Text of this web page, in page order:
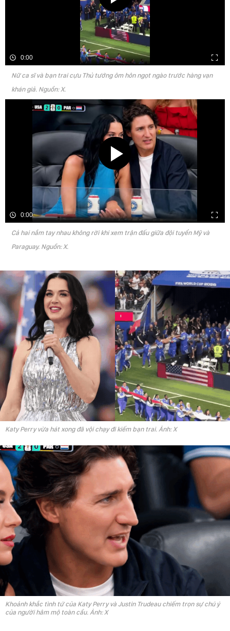
0:00
Nữ ca sĩ và bạn trai cựu Thủ tướng ôm hôn ngọt ngào trước hàng vạn
khán giả. Nguồn: X.
0:00
Cả hai nắm tay nhau không rời khi xem trận đấu giữa đội tuyển Mỹ và
Paraguay. Nguồn: X.
Katy Perry vừa hát xong đã vội chạy đi kiếm bạn trai. Ảnh: X
Khoảnh khắc tình tứ của Katy Perry và Justin Trudeau chiếm trọn sự chú ý
của người hâm mộ toàn cầu. Ảnh: X